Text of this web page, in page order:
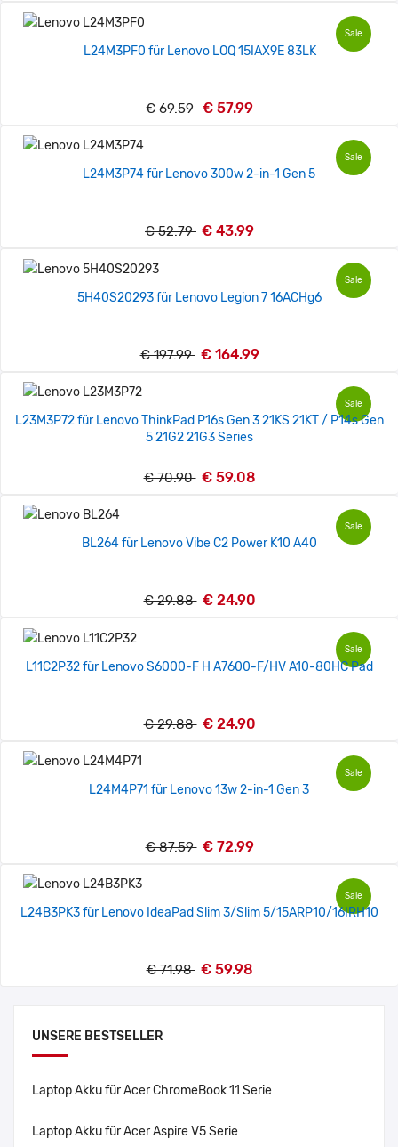
UNSERE BESTSELLER
Laptop Akku für Acer ChromeBook 11 Serie
Laptop Akku für Acer Aspire V5 Serie
Sale
L24M3PF0 für Lenovo LOQ 15IAX9E 83LK
€ 69.59 € 57.99
Sale
L24M3P74 für Lenovo 300w 2-in-1 Gen 5
€ 52.79 € 43.99
Sale
5H40S20293 für Lenovo Legion 7 16ACHg6
€ 197.99 € 164.99
Sale
L23M3P72 für Lenovo ThinkPad P16s Gen 3 21KS 21KT / P14s Gen
5 21G2 21G3 Series
€ 70.90 € 59.08
Sale
BL264 für Lenovo Vibe C2 Power K10 A40
€ 29.88 € 24.90
Sale
L11C2P32 für Lenovo S6000-F H A7600-F/HV A10-80HC Pad
€ 29.88 € 24.90
Sale
L24M4P71 für Lenovo 13w 2-in-1 Gen 3
€ 87.59 € 72.99
Sale
L24B3PK3 für Lenovo IdeaPad Slim 3/Slim 5/15ARP10/16IRH10
€ 71.98 € 59.98